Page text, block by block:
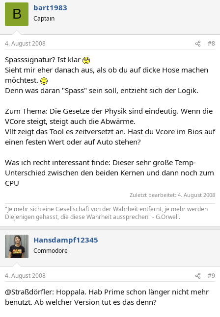
B bart1983
Captain
4. August 2008 #8
Spasssignatur? Ist klar
Sieht mir eher danach aus, als ob du auf dicke Hose machen
möchtest.
Denn was daran "Spass" sein soll, entzieht sich der Logik.
Zum Thema: Die Gesetze der Physik sind eindeutig. Wenn die
VCore steigt, steigt auch die Abwärme.
Vllt zeigt das Tool es zeitversetzt an. Hast du Vcore im Bios auf
einen festen Wert oder auf Auto stehen?
Was ich recht interessant finde: Dieser sehr große Temp-
Unterschied zwischen den beiden Kernen und dann noch zum
CPU
Zuletzt bearbeitet: 4. August 2008
"Je mehr sich eine Gesellschaft von der Wahrheit entfernt, je mehr werden
Diejenigen gehasst, die diese Wahrheit aussprechen" - G.Orwell.
Hansdampf12345
Commodore
4. August 2008 #9
@Straßdörfler: Hoppala. Hab Prime schon länger nicht mehr
benutzt. Ab welcher Version tut es das denn?